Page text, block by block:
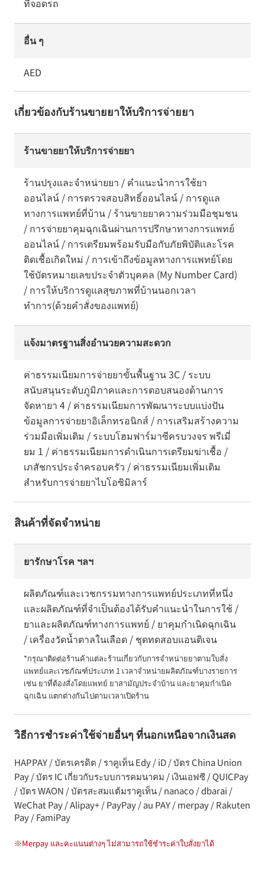
ที่จอดรถ
อื่น ๆ
AED
เกี่ยวข้องกับร้านขายยาให้บริการจ่ายยา
ร้านขายยาให้บริการจ่ายยา
ร้านปรุงและจำหน่ายยา / คำแนะนำการใช้ยา
ออนไลน์ / การตรวจสอบสิทธิ์ออนไลน์ / การดูแล
ทางการแพทย์ที่บ้าน / ร้านขายยาความร่วมมือชุมชน
/ การจ่ายยาคุมฉุกเฉินผ่านการปรึกษาทางการแพทย์
ออนไลน์ / การเตรียมพร้อมรับมือกับภัยพิบัติและโรค
ติดเชื้อเกิดใหม่ / การเข้าถึงข้อมูลทางการแพทย์โดย
ใช้บัตรหมายเลขประจำตัวบุคคล (My Number Card)
/ การให้บริการดูแลสุขภาพที่บ้านนอกเวลา
ทำการ(ด้วยคำสั่งของแพทย์)
แจ้งมาตรฐานสิ่งอำนวยความสะดวก
ค่าธรรมเนียมการจ่ายยาขั้นพื้นฐาน 3C / ระบบ
สนับสนุนระดับภูมิภาคและการตอบสนองด้านการ
จัดหายา 4 / ค่าธรรมเนียมการพัฒนาระบบแบ่งปัน
ข้อมูลการจ่ายยาอิเล็กทรอนิกส์ / การเสริมสร้างความ
ร่วมมือเพิ่มเติม / ระบบโฮมฟาร์มาซีครบวงจร พรีเมี่
ยม 1 / ค่าธรรมเนียมการดำเนินการเตรียมฆ่าเชื้อ /
เภสัชกรประจำครอบครัว / ค่าธรรมเนียมเพิ่มเติม
สำหรับการจ่ายยาไบโอซิมิลาร์
สินค้าที่จัดจำหน่าย
ยารักษาโรค ฯลฯ
ผลิตภัณฑ์และเวชกรรมทางการแพทย์ประเภทที่หนึ่ง
และผลิตภัณฑ์ที่จำเป็นต้องได้รับคำแนะนำในการใช้ /
ยาและผลิตภัณฑ์ทางการแพทย์ / ยาคุมกำเนิดฉุกเฉิน
/ เครื่องวัดน้ำตาลในเลือด / ชุดทดสอบแอนติเจน
*กรุณาติดต่อร้านค้าแต่ละร้านเกี่ยวกับการจำหน่ายยาตามใบสั่ง
แพทย์และเวชภัณฑ์ประเภท 1 เวลาจำหน่ายผลิตภัณฑ์บางรายการ
เช่น ยาที่ต้องสั่งโดยแพทย์ ยาสามัญประจำบ้าน และยาคุมกำเนิด
ฉุกเฉิน แตกต่างกันไปตามเวลาเปิดร้าน
วิธีการชำระค่าใช้จ่ายอื่นๆ ที่นอกเหนือจากเงินสด
HAPPAY / บัตรเครดิต / ราคูเท็น Edy / iD / บัตร China Union
Pay / บัตร IC เกี่ยวกับระบบการคมนาคม / เงินเอฟซี / QUICPay
/ บัตร WAON / บัตรสะสมแต้มราคูเท็น / nanaco / dbarai /
WeChat Pay / Alipay+ / PayPay / au PAY / merpay / Rakuten
Pay / FamiPay
※Merpay และคะแนนต่างๆ ไม่สามารถใช้ชำระค่าใบสั่งยาได้